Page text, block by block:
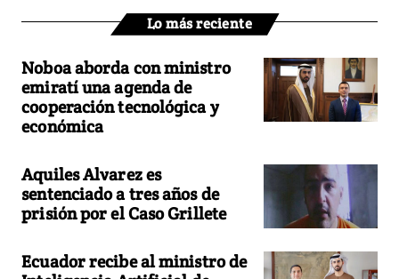
Lo más reciente
Noboa aborda con ministro
emiratí una agenda de
cooperación tecnológica y
económica
Aquiles Alvarez es
sentenciado a tres años de
prisión por el Caso Grillete
Ecuador recibe al ministro de